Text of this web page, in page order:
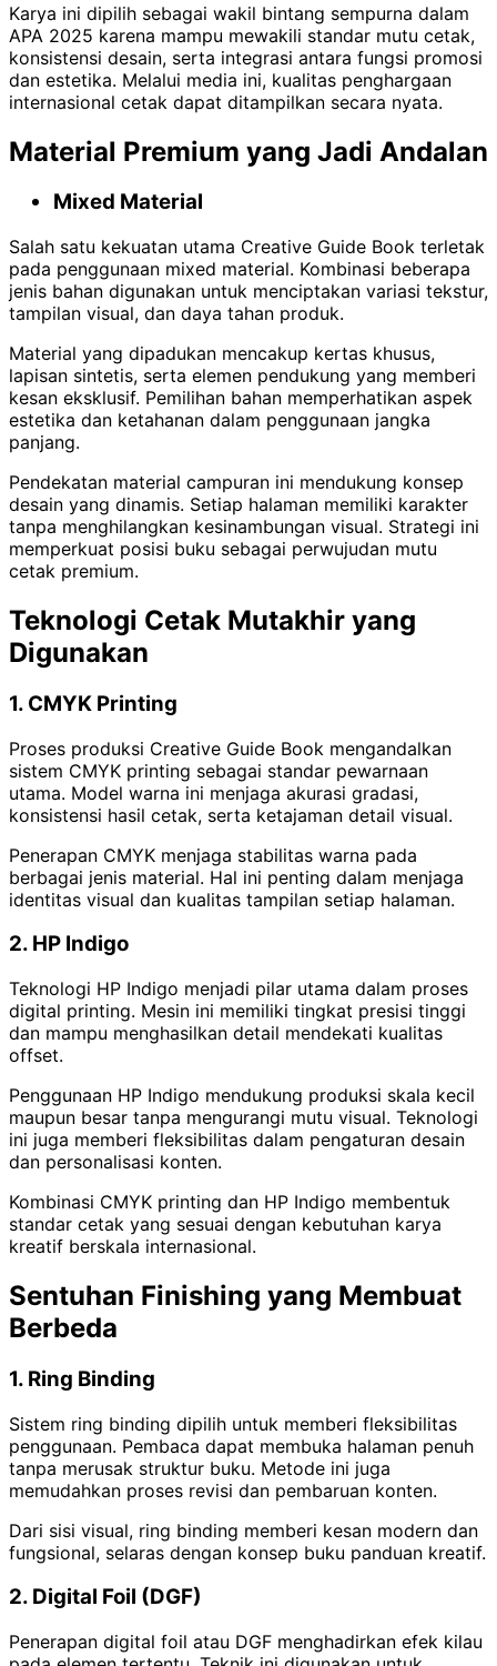
Karya ini dipilih sebagai wakil bintang sempurna dalam
APA 2025 karena mampu mewakili standar mutu cetak,
konsistensi desain, serta integrasi antara fungsi promosi
dan estetika. Melalui media ini, kualitas penghargaan
internasional cetak dapat ditampilkan secara nyata.
Material Premium yang Jadi Andalan
Mixed Material
Salah satu kekuatan utama Creative Guide Book terletak
pada penggunaan mixed material. Kombinasi beberapa
jenis bahan digunakan untuk menciptakan variasi tekstur,
tampilan visual, dan daya tahan produk.
Material yang dipadukan mencakup kertas khusus,
lapisan sintetis, serta elemen pendukung yang memberi
kesan eksklusif. Pemilihan bahan memperhatikan aspek
estetika dan ketahanan dalam penggunaan jangka
panjang.
Pendekatan material campuran ini mendukung konsep
desain yang dinamis. Setiap halaman memiliki karakter
tanpa menghilangkan kesinambungan visual. Strategi ini
memperkuat posisi buku sebagai perwujudan mutu
cetak premium.
Teknologi Cetak Mutakhir yang
Digunakan
1. CMYK Printing
Proses produksi Creative Guide Book mengandalkan
sistem CMYK printing sebagai standar pewarnaan
utama. Model warna ini menjaga akurasi gradasi,
konsistensi hasil cetak, serta ketajaman detail visual.
Penerapan CMYK menjaga stabilitas warna pada
berbagai jenis material. Hal ini penting dalam menjaga
identitas visual dan kualitas tampilan setiap halaman.
2. HP Indigo
Teknologi HP Indigo menjadi pilar utama dalam proses
digital printing. Mesin ini memiliki tingkat presisi tinggi
dan mampu menghasilkan detail mendekati kualitas
offset.
Penggunaan HP Indigo mendukung produksi skala kecil
maupun besar tanpa mengurangi mutu visual. Teknologi
ini juga memberi fleksibilitas dalam pengaturan desain
dan personalisasi konten.
Kombinasi CMYK printing dan HP Indigo membentuk
standar cetak yang sesuai dengan kebutuhan karya
kreatif berskala internasional.
Sentuhan Finishing yang Membuat
Berbeda
1. Ring Binding
Sistem ring binding dipilih untuk memberi fleksibilitas
penggunaan. Pembaca dapat membuka halaman penuh
tanpa merusak struktur buku. Metode ini juga
memudahkan proses revisi dan pembaruan konten.
Dari sisi visual, ring binding memberi kesan modern dan
fungsional, selaras dengan konsep buku panduan kreatif.
2. Digital Foil (DGF)
Penerapan digital foil atau DGF menghadirkan efek kilau